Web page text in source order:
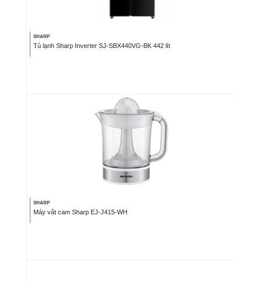
SHARP
Tủ lạnh Sharp Inverter SJ-SBX440VG-BK 442 lít
SHARP
Máy vắt cam Sharp EJ-J415-WH